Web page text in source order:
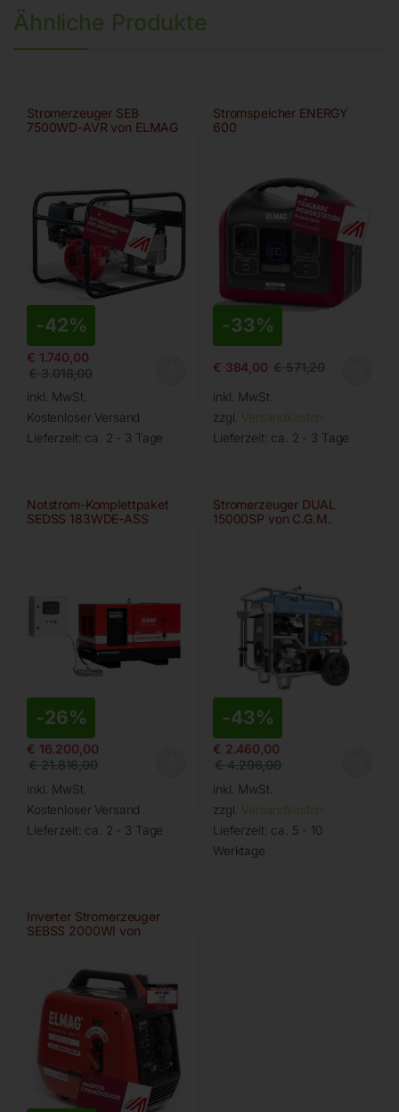
Ähnliche Produkte
Stromerzeuger SEB
7500WD-AVR von ELMAG
-42%
€ 1.740,00
€3.018,00
inkl. MwSt.
Kostenloser Versand
Lieferzeit: ca. 2 - 3 Tage
Stromspeicher ENERGY
600
-33%
€ 384,00 €571,20
inkl. MwSt.
zzgl. Versandkosten
Lieferzeit: ca. 2 - 3 Tage
Notstrom-Komplettpaket
SEDSS 183WDE-ASS
-26%
€ 16.200,00
€21.816,00
inkl. MwSt.
Kostenloser Versand
Lieferzeit: ca. 2 - 3 Tage
Stromerzeuger DUAL
15000SP von C.G.M.
-43%
€ 2.460,00
€4.296,00
inkl. MwSt.
zzgl. Versandkosten
Lieferzeit: ca. 5 - 10
Werktage
Inverter Stromerzeuger
SEBSS 2000WI von